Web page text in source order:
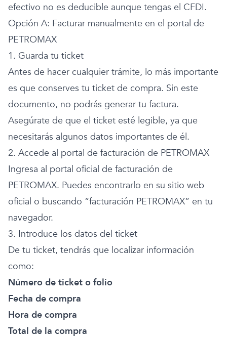
efectivo no es deducible aunque tengas el CFDI.
Opción A: Facturar manualmente en el portal de
PETROMAX
1. Guarda tu ticket
Antes de hacer cualquier trámite, lo más importante
es que conserves tu ticket de compra. Sin este
documento, no podrás generar tu factura.
Asegúrate de que el ticket esté legible, ya que
necesitarás algunos datos importantes de él.
2. Accede al portal de facturación de PETROMAX
Ingresa al portal oficial de facturación de
PETROMAX. Puedes encontrarlo en su sitio web
oficial o buscando “facturación PETROMAX” en tu
navegador.
3. Introduce los datos del ticket
De tu ticket, tendrás que localizar información
como:
Número de ticket o folio
Fecha de compra
Hora de compra
Total de la compra